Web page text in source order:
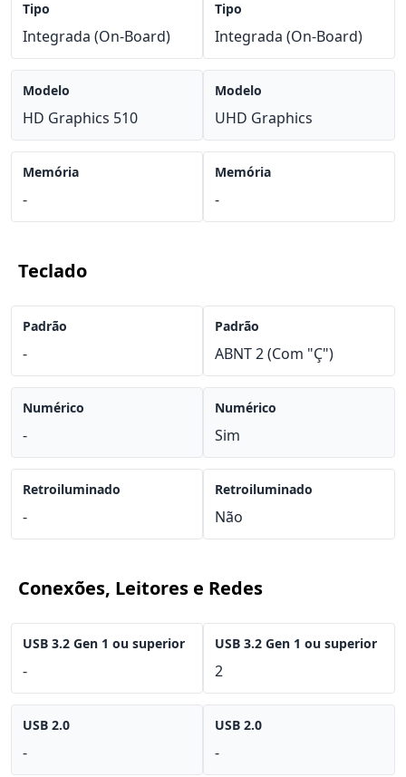
Tipo
Integrada (On-Board)
Modelo
HD Graphics 510
Memória
-
Tipo
Integrada (On-Board)
Modelo
UHD Graphics
Memória
-
Teclado
Padrão
-
Numérico
-
Retroiluminado
-
Padrão
ABNT 2 (Com "Ç")
Numérico
Sim
Retroiluminado
Não
Conexões, Leitores e Redes
USB 3.2 Gen 1 ou superior
-
USB 2.0
-
USB 3.2 Gen 1 ou superior
2
USB 2.0
-